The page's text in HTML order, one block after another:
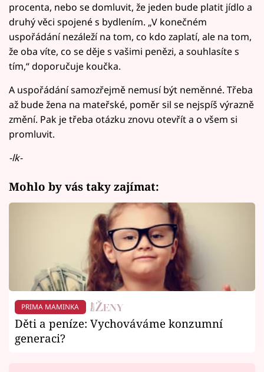
procenta, nebo se domluvit, že jeden bude platit jídlo a
druhý věci spojené s bydlením. „V konečném
uspořádání nezáleží na tom, co kdo zaplatí, ale na tom,
že oba víte, co se děje s vašimi penězi, a souhlasíte s
tím,“ doporučuje koučka.
A uspořádání samozřejmě nemusí být neměnné. Třeba
až bude žena na mateřské, poměr sil se nejspíš výrazně
změní. Pak je třeba otázku znovu otevřít a o všem si
promluvit.
-lk-
Mohlo by vás taky zajímat:
PRIMA MAMINKA
Děti a peníze: Vychováváme konzumní
generaci?